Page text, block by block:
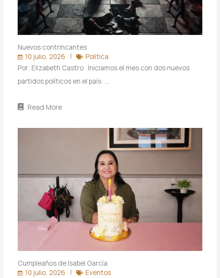
Nuevos contrincantes
10 julio, 2026
Politica
Por: Elizabeth Castro Iniciamos el mes con dos nuevos
partidos políticos en el país: …
Read More
Cumpleaños de Isabel García
10 julio, 2026
Eventos